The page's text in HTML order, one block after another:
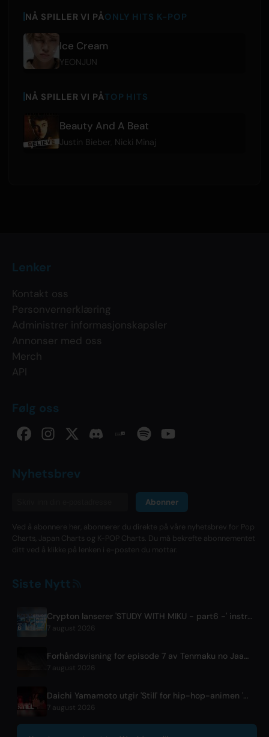
NÅ SPILLER VI PÅONLY HITS K-POP
Ice Cream
YEONJUN
NÅ SPILLER VI PÅTOP HITS
Beauty And A Beat
Justin Bieber, Nicki Minaj
Lenker
Kontakt oss
Personvernerklæring
Administrer informasjonskapsler
Annonser med oss
Merch
API
Følg oss
Nyhetsbrev
Abonner
Ved å abonnere her, abonnerer du direkte på våre nyhetsbrev for Pop
Charts, Japan Charts og K-POP Charts. Du må bekrefte abonnementet
ditt ved å klikke på lenken i e-posten du mottar.
Siste Nytt
Crypton lanserer 'STUDY WITH MIKU - part6 -' instrumental BGM-video
7 august 2026
Forhåndsvisning for episode 7 av Tenmaku no Jaadougaru sluppet
7 august 2026
Daichi Yamamoto utgir 'Still' for hip-hop-animen 'Shadow Beat'
7 august 2026